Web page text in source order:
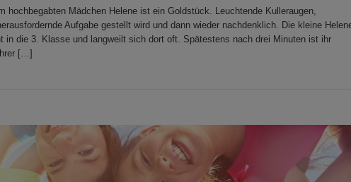
hochbegabten Mädchen Helene ist ein Goldstück. Leuchtende Kulleraugen,
Aufgabe gestellt wird und dann wieder nachdenklich. Die kleine
in die 3. Klasse und langweilt sich dort oft. Spätestens nach drei Minuten ist ihr
[…]